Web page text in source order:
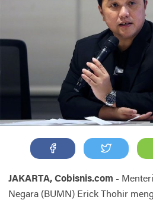
JAKARTA, Cobisnis.com -
Negara (BUMN) Erick Thohir